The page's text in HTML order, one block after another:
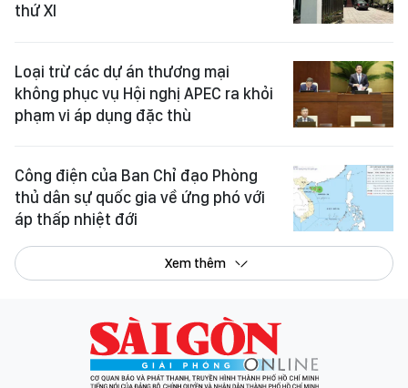
thứ XI
Loại trừ các dự án thương mại
không phục vụ Hội nghị APEC ra khỏi
phạm vi áp dụng đặc thù
Công điện của Ban Chỉ đạo Phòng
thủ dân sự quốc gia về ứng phó với
áp thấp nhiệt đới
Xem thêm